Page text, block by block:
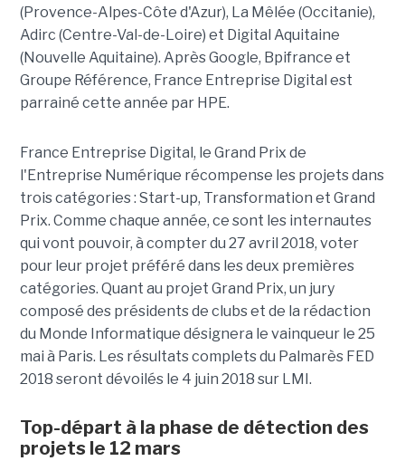
(Provence-Alpes-Côte d'Azur), La Mêlée (Occitanie),
Adirc (Centre-Val-de-Loire) et Digital Aquitaine
(Nouvelle Aquitaine). Après Google, Bpifrance et
Groupe Référence, France Entreprise Digital est
parrainé cette année par HPE.
France Entreprise Digital, le Grand Prix de
l'Entreprise Numérique récompense les projets dans
trois catégories : Start-up, Transformation et Grand
Prix. Comme chaque année, ce sont les internautes
qui vont pouvoir, à compter du 27 avril 2018, voter
pour leur projet préféré dans les deux premières
catégories. Quant au projet Grand Prix, un jury
composé des présidents de clubs et de la rédaction
du Monde Informatique désignera le vainqueur le 25
mai à Paris. Les résultats complets du Palmarès FED
2018 seront dévoilés le 4 juin 2018 sur LMI.
Top-départ à la phase de détection des
projets le 12 mars